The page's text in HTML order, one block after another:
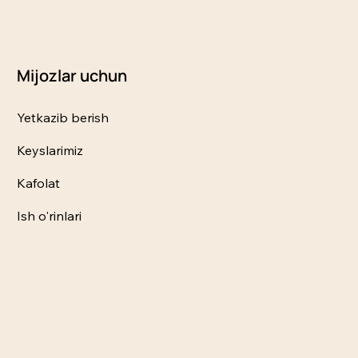
Mijozlar uchun
Yetkazib berish
Keyslarimiz
Kafolat
Ish o'rinlari